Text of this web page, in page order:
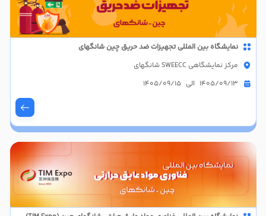
نمایشگاه بین المللی تجهیزات ضد حریق چین شانگهای
مرکز نمایشگاهی SWEECC شانگهای
1405/09/13 الی 1405/09/15